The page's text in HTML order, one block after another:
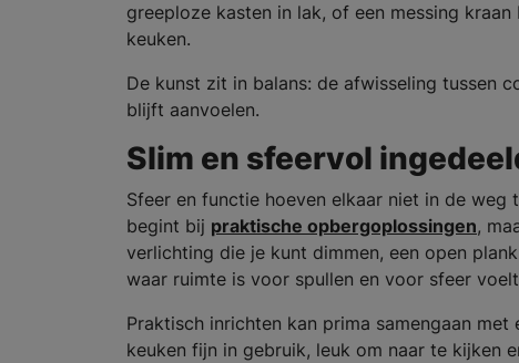
greeploze kasten in lak, of een messing
keuken.
De kunst zit in balans: de afwisseling tussen
blijft aanvoelen.
Slim en sfeervol
Sfeer en functie hoeven elkaar niet in de
begint bij praktische opbergoplossingen,
verlichting die je kunt dimmen, een open
waar ruimte is voor spullen en voor sfeer
Praktisch inrichten kan prima samengaan
keuken fijn in gebruik, leuk om naar te kijken